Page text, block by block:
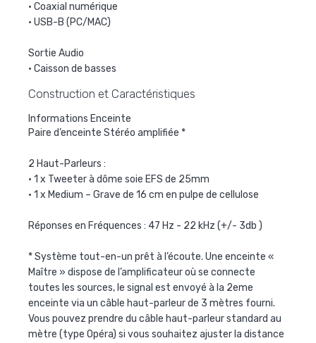
• Coaxial numérique
• USB-B (PC/MAC)
Sortie Audio
• Caisson de basses
Construction et Caractéristiques
Informations Enceinte
Paire d’enceinte Stéréo amplifiée *
2 Haut-Parleurs :
• 1 x Tweeter à dôme soie EFS de 25mm
• 1 x Medium – Grave de 16 cm en pulpe de cellulose
Réponses en Fréquences : 47 Hz - 22 kHz (+/- 3db )
* Système tout-en-un prêt à l’écoute. Une enceinte «
Maître » dispose de l’amplificateur où se connecte
toutes les sources, le signal est envoyé à la 2eme
enceinte via un câble haut-parleur de 3 mètres fourni.
Vous pouvez prendre du câble haut-parleur standard au
mètre (type Opéra) si vous souhaitez ajuster la distance